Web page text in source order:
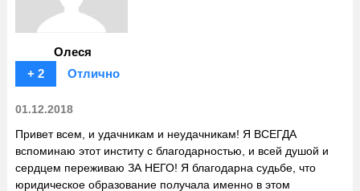
Олеся
+ 2
Отлично
01.12.2018
Привет всем, и удачникам и неудачникам! Я ВСЕГДА
вспоминаю этот институ с благодарностью, и всей душой и
сердцем переживаю ЗА НЕГО! Я благодарна судьбе, что
юридическое образование получала именно в этом